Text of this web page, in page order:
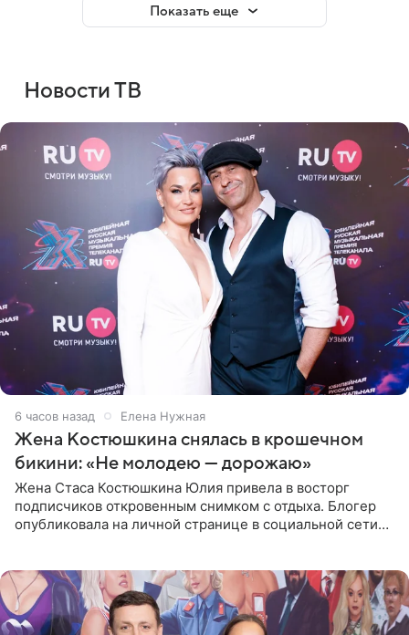
Показать еще
Новости ТВ
6 часов назад Елена Нужная
Жена Костюшкина снялась в крошечном
бикини: «Не молодею — дорожаю»
Жена Стаса Костюшкина Юлия привела в восторг
подписчиков откровенным снимком с отдыха. Блогер
опубликовала на личной странице в социальной сети